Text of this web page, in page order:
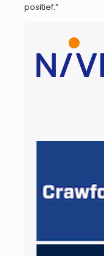
positief.”